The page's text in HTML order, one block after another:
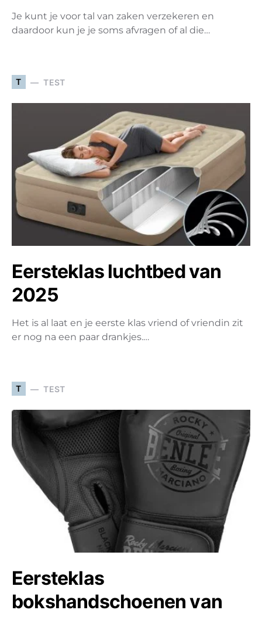
Je kunt je voor tal van zaken verzekeren en
daardoor kun je je soms afvragen of al die…
T TEST
Eersteklas luchtbed van
2025
Het is al laat en je eerste klas vriend of vriendin zit
er nog na een paar drankjes.…
T TEST
Eersteklas
bokshandschoenen van